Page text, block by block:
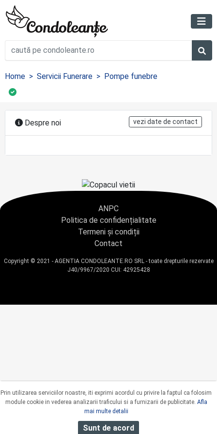
Home Servicii Funerare Pompe funebre
Despre noi vezi date de contact
ANPC
Politica de confidențialitate
Termeni și condiții
Contact
Copyright © 2021 - AGENTIA CONDOLEANTE.RO SRL - toate drepturile rezervate
J40/9967/2020 CUI: 42925428
Prin utilizarea serviciilor noastre, iti exprimi acordul cu privire la faptul ca folosim
module cookie in vederea analizarii traficului si a furnizarii de publicitate. Afla
mai multe detalii
Sunt de acord